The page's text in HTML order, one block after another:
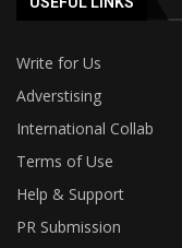
Write for Us
Adverstising
International Collab
Terms of Use
Help & Support
PR Submission